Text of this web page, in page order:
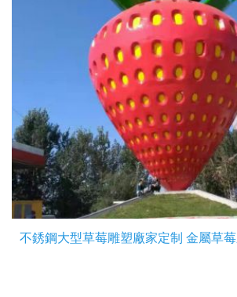
不銹鋼大型草莓雕塑廠家定制 金屬草